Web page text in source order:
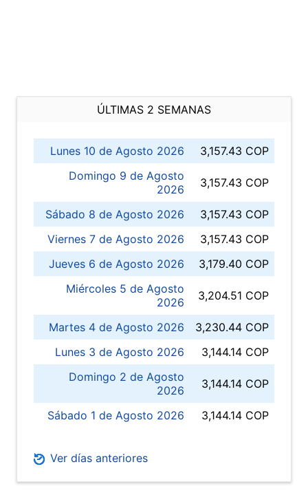
ÚLTIMAS 2 SEMANAS
Lunes 10 de Agosto 2026
3,157.43 COP
Domingo 9 de Agosto
2026
3,157.43 COP
Sábado 8 de Agosto 2026
3,157.43 COP
Viernes 7 de Agosto 2026
3,157.43 COP
Jueves 6 de Agosto 2026
3,179.40 COP
Miércoles 5 de Agosto
2026
3,204.51 COP
Martes 4 de Agosto 2026
3,230.44 COP
Lunes 3 de Agosto 2026
3,144.14 COP
Domingo 2 de Agosto
2026
3,144.14 COP
Sábado 1 de Agosto 2026 3,144.14 COP
Ver días anteriores